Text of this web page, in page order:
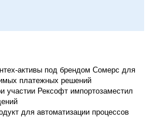
активы под брендом Сомерс для
платежных решений
участии Рексофт импортозаместил
для автоматизации процессов